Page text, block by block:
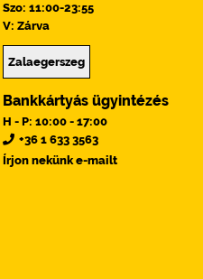
Szo: 11:00-23:55
V: Zárva
Zalaegerszeg
Bankkártyás ügyintézés
H - P: 10:00 - 17:00
+36 1 633 3563
Írjon nekünk e-mailt